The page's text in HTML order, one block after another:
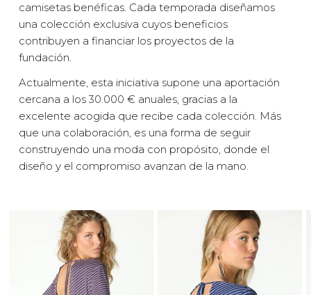
camisetas benéficas. Cada temporada diseñamos
una colección exclusiva cuyos beneficios
contribuyen a financiar los proyectos de la
fundación.
Actualmente, esta iniciativa supone una aportación
cercana a los 30.000 € anuales, gracias a la
excelente acogida que recibe cada colección. Más
que una colaboración, es una forma de seguir
construyendo una moda con propósito, donde el
diseño y el compromiso avanzan de la mano.